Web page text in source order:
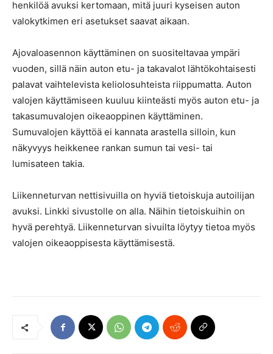
henkilöä avuksi kertomaan, mitä juuri kyseisen auton
valokytkimen eri asetukset saavat aikaan.
Ajovaloasennon käyttäminen on suositeltavaa ympäri
vuoden, sillä näin auton etu- ja takavalot lähtökohtaisesti
palavat vaihtelevista keliolosuhteista riippumatta. Auton
valojen käyttämiseen kuuluu kiinteästi myös auton etu- ja
takasumuvalojen oikeaoppinen käyttäminen.
Sumuvalojen käyttöä ei kannata arastella silloin, kun
näkyvyys heikkenee rankan sumun tai vesi- tai
lumisateen takia.
Liikenneturvan nettisivuilla on hyviä tietoiskuja autoilijan
avuksi. Linkki sivustolle on alla. Näihin tietoiskuihin on
hyvä perehtyä. Liikenneturvan sivuilta löytyy tietoa myös
valojen oikeaoppisesta käyttämisestä.